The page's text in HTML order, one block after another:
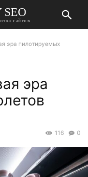
SEO
сайтов
эра пилотируемых
эра
0
116